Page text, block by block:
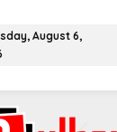
August 6,